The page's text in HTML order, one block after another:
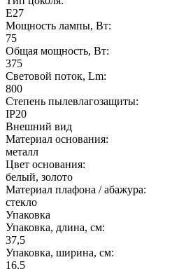
E27
Мощность лампы, Вт:
75
Общая мощность, Вт:
375
Световой поток, Lm:
800
Степень пылевлагозащиты:
IP20
Внешний вид
Материал основания:
металл
Цвет основания:
белый, золото
Материал плафона / абажура:
стекло
Упаковка
Упаковка, длина, см:
37,5
Упаковка, ширина, см:
16,5